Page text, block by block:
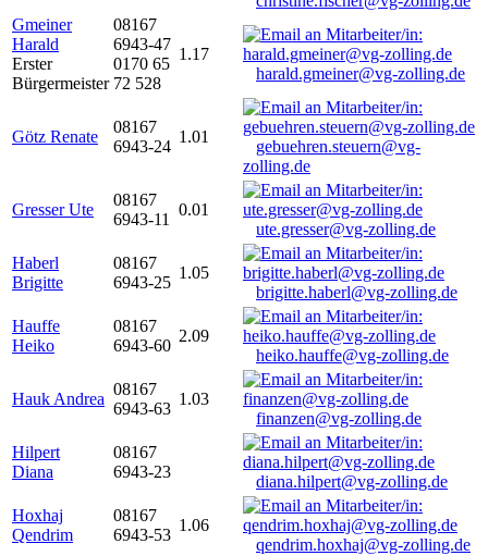
Gmeiner
Harald
Erster
Bürgermeister
08167
6943-47
0170 65
72 528
1.17
harald.gmeiner@vg-zolling.de
Götz Renate
08167
6943-24
1.01
gebuehren.steuern@vg-
zolling.de
Gresser Ute
08167
6943-11
0.01
ute.gresser@vg-zolling.de
Haberl
Brigitte
08167
6943-25
1.05
brigitte.haberl@vg-zolling.de
Hauffe
Heiko
08167
6943-60
2.09
heiko.hauffe@vg-zolling.de
Hauk Andrea
08167
6943-63
1.03
finanzen@vg-zolling.de
Hilpert
Diana
08167
6943-23
diana.hilpert@vg-zolling.de
Hoxhaj
Qendrim
08167
6943-53
1.06
qendrim.hoxhaj@vg-zolling.de